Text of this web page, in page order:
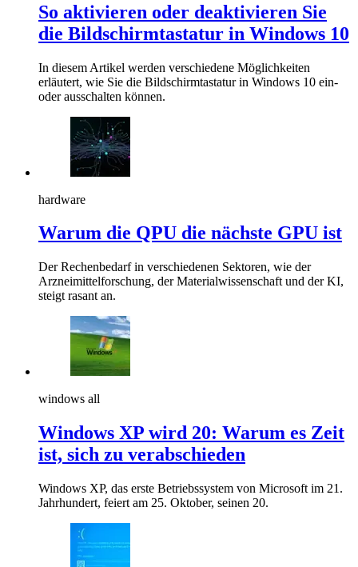
So aktivieren oder deaktivieren Sie
die Bildschirmtastatur in Windows 10
In diesem Artikel werden verschiedene Möglichkeiten
erläutert, wie Sie die Bildschirmtastatur in Windows 10 ein-
oder ausschalten können.
hardware
Warum die QPU die nächste GPU ist
Der Rechenbedarf in verschiedenen Sektoren, wie der
Arzneimittelforschung, der Materialwissenschaft und der KI,
steigt rasant an.
windows all
Windows XP wird 20: Warum es Zeit
ist, sich zu verabschieden
Windows XP, das erste Betriebssystem von Microsoft im 21.
Jahrhundert, feiert am 25. Oktober, seinen 20.